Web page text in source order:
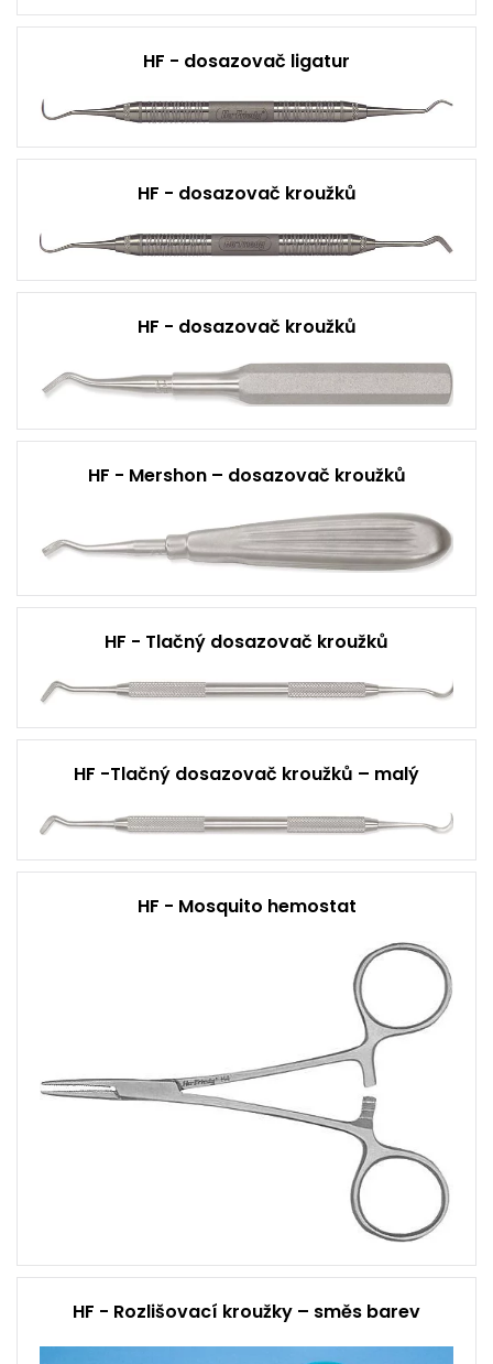
HF - dosazovač ligatur
HF - dosazovač kroužků
HF - dosazovač kroužků
HF - Mershon – dosazovač kroužků
HF - Tlačný dosazovač kroužků
HF -Tlačný dosazovač kroužků – malý
HF - Mosquito hemostat
HF - Rozlišovací kroužky – směs barev